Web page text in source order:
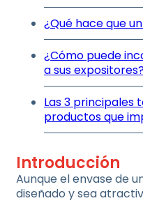
¿Qué hace que
¿Cómo puede
a sus
Las 3 principales
productos que
Introducción
Aunque el envase de
diseñado y sea